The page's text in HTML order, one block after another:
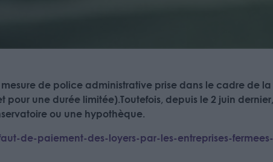
de police administrative prise dans le cadre de
une durée limitée).Toutefois, depuis le 2 juin
ou une hypothèque.
de-paiement-des-loyers-par-les-entreprises-